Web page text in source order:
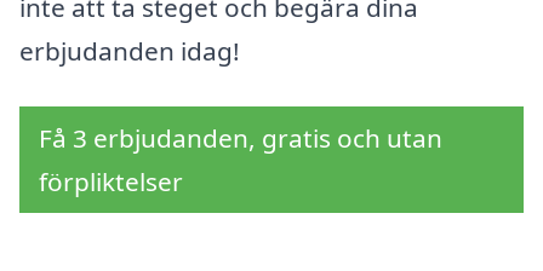
inte att ta steget och begära dina
erbjudanden idag!
Få 3 erbjudanden, gratis och utan
förpliktelser